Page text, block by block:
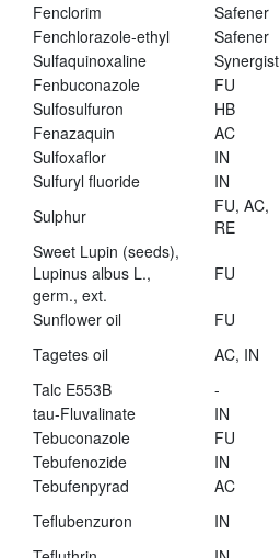
Fenclorim
Safener
Fenchlorazole-ethyl
Safener
Sulfaquinoxaline
Synergist
Fenbuconazole
FU
Sulfosulfuron
HB
Fenazaquin
AC
Sulfoxaflor
IN
Sulfuryl fluoride
IN
Sulphur
FU, AC,
RE
Sweet Lupin (seeds),
Lupinus albus L.,
germ., ext.
FU
Sunflower oil FU
Tagetes oil
AC, IN
Talc E553B
-
tau-Fluvalinate
IN
Tebuconazole
FU
Tebufenozide
IN
Tebufenpyrad
AC
Teflubenzuron
IN